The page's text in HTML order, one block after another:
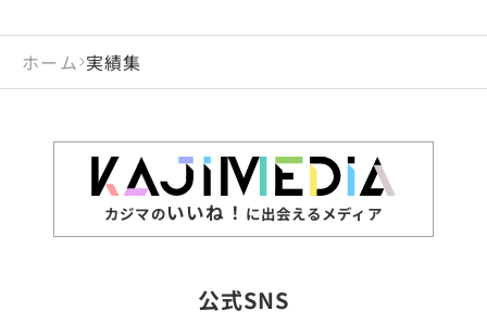
ホーム 実績集
カジマのいいね！ に出会えるメディア
公式SNS